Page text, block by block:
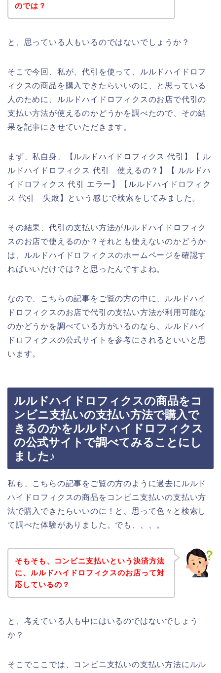
のでは？
と、思っている人もいるのではないでしょうか？
そこで今回、私が、代引を使って、ルルドハイドロフ
ィクスの商品を購入できたらいいのに、と思っている
人のために、ルルドハイドロフィクスのお店で代引の
支払い方法が使えるのかどうかを調べたので、その結
果を記事にさせていただきます。
まず、私自身、【ルルドハイドロフィクス 代引】【 ル
ルドハイドロフィクス 代引 使えるの？】【 ルルドハ
イドロフィクス 代引 エラー】【ルルドハイドロフィク
ス 代引 失敗】という感じで検索をしてみました。
その結果、代引の支払い方法がルルドハイドロフィク
スのお店で使えるのか？それとも使えないのかどうか
は、ルルドハイドロフィクスのホームページを確認す
ればいいだけでは？と思ったんですよね。
なので、こちらの記事をご覧の方の中に、ルルドハイ
ドロフィクスのお店で代引の支払い方法が利用可能な
のかどうかを調べている方がいるのなら、ルルドハイ
ドロフィクスの公式サイトを参考にされるといいと思
います。
ルルドハイドロフィクスの商品をコ
ンビニ支払いの支払い方法で購入で
きるのかをルルドハイドロフィクス
の公式サイトで調べてみることにし
ました♪
私も、こちらの記事をご覧の方のように過去にルルド
ハイドロフィクスの商品をコンビニ支払いの支払い方
法で購入できたらいいのに！と、思って色々と検索し
て調べた体験がありました。でも、、、。
そもそも、コンビニ支払いという決済方法
に、ルルドハイドロフィクスのお店って対
応しているの？
と、考えている人も中にはいるのではないでしょう
か？
そこでここでは、コンビニ支払いの支払い方法にルル